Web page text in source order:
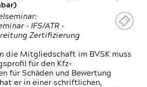
- IFS/ATR -
Zertifizierung
die Mitgliedschaft im BVSK muss
für den Kfz-
für Schäden und Bewertung
er in einer schriftlichen,